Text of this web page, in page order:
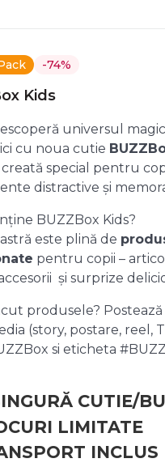
-74%
Kids
universul
cu noua cutie
special pentru
distractive și
BUZZBox Kids?
este plină de
pentru copii –
și surprize
produsele?
(story, postare, reel,
si eticheta
CUTIE/
LIMITATE
INCLUS